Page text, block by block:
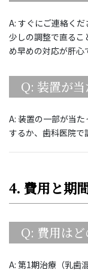
A: すぐにご連絡くだ
少しの調整で直るこ
め早めの対応が肝心
Q: 装置が
A: 装置の一部が当
するか、歯科医院で
4. 費用と期
Q: 費用は
A: 第1期治療（乳歯